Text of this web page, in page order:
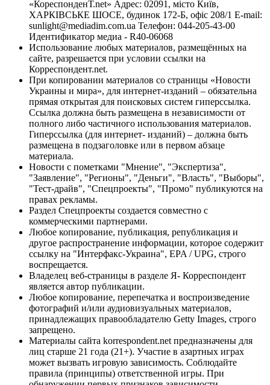
«КореспонденТ.net» Адрес: 02091, місто Київ,
ХАРКІВСЬКЕ ШОСЕ, будинок 172-Б, офіс 208/1 E-mail:
sunlight@mediadim.com.ua Телефон: 044-205-43-00
Идентификатор медиа - R40-06068
Использование любых материалов, размещённых на
сайте, разрешается при условии ссылки на
Корреспондент.net.
При копировании материалов со страницы «Новости
Украины и мира», для интернет-изданий – обязательна
прямая открытая для поисковых систем гиперссылка.
Ссылка должна быть размещена в независимости от
полного либо частичного использования материалов.
Гиперссылка (для интернет- изданий) – должна быть
размещена в подзаголовке или в первом абзаце
материала.
Новости с пометками "Мнение", "Экспертиза",
"Заявление", "Регионы", "Деньги", "Власть", "Выборы",
"Тест-драйв", "Спецпроекты", "Промо" публикуются на
правах рекламы.
Раздел Спецпроекты создается совместно с
коммерческими партнерами.
Любое копирование, публикация, републикация и
другое распространение информации, которое содержит
ссылку на "Интерфакс-Украина", EPA / UPG, строго
воспрещается.
Владелец веб-страницы в разделе Я- Корреспондент
является автор публикации.
Любое копирование, перепечатка и воспроизведение
фотографий и/или аудиовизуальных материалов,
принадлежащих правообладателю Getty Images, строго
запрещено.
Материалы сайта korrespondent.net предназначены для
лиц старше 21 года (21+). Участие в азартных играх
может вызвать игровую зависимость. Соблюдайте
правила (принципы) ответственной игры. При